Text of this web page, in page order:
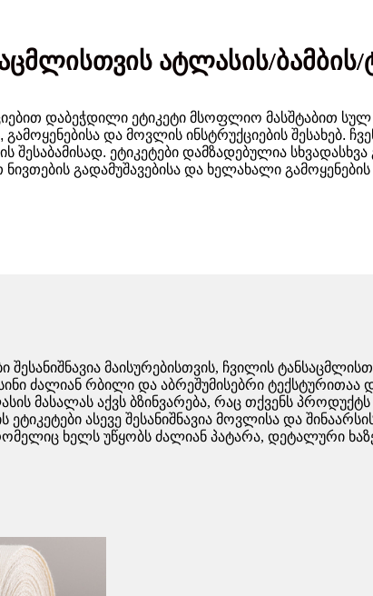
ატლასის/
დაბეჭდილი ეტიკეტი მსოფლიო მასშტაბით
და მოვლის ინსტრუქციების შესახებ.
შესაბამისად. ეტიკეტები დამზადებულია
გადამუშავებისა და ხელახალი
შესანიშნავია მაისურებისთვის, ჩვილის
ძალიან რბილი და აბრეშუმისებრი
მასალას აქვს ბზინვარება, რაც თქვენს
ეტიკეტები ასევე შესანიშნავია მოვლისა და
ხელს უწყობს ძალიან პატარა, დეტალური